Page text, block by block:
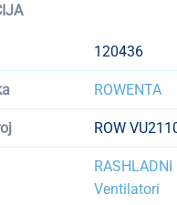
120436
ROWENTA
ROW
RASHLADNI
Ventilatori